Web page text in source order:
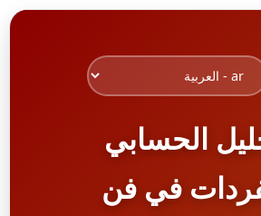
الحسابي
في فن